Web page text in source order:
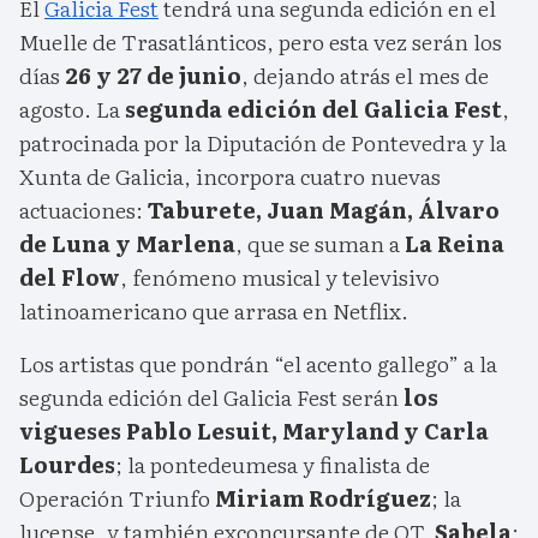
ElGalicia Festtendrá una segunda edición en el
Muelle de Trasatlánticos, pero esta vez serán los
días 26 y 27 de junio, dejando atrás el mes de
agosto. Lasegunda edición del Galicia Fest,
patrocinada por la Diputación de Pontevedra y la
Xunta de Galicia, incorpora cuatro nuevas
actuaciones: Taburete, Juan Magán, Álvaro
de Luna y Marlena, que se suman aLa Reina
del Flow, fenómeno musical y televisivo
latinoamericano que arrasa en Netflix.
Los artistas que pondrán “el acento gallego” a la
segunda edición del Galicia Fest seránlos
vigueses Pablo Lesuit, Maryland y Carla
Lourdes; la pontedeumesa y finalista de
Operación Triunfo Miriam Rodríguez; la
lucense, y también exconcursante de OT, Sabela;